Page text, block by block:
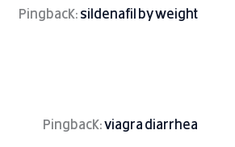
Pingback:sildenafil by weight
Pingback:viagra diarrhea